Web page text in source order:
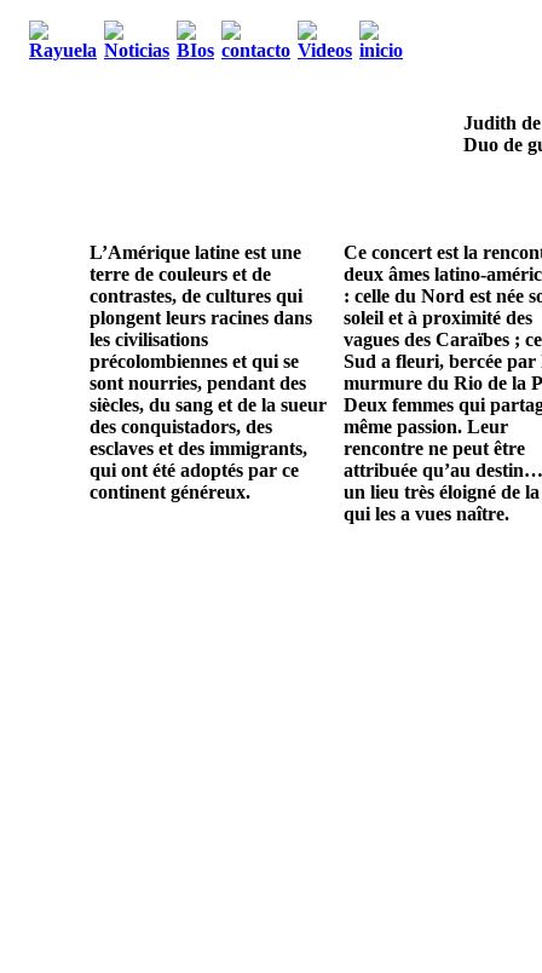
Judith
Duo de
L’Amérique latine est une
terre de couleurs et de
contrastes, de cultures qui
plongent leurs racines dans
les civilisations
précolombiennes et qui se
sont nourries, pendant des
siècles, du sang et de la sueur
des conquistadors, des
esclaves et des immigrants,
qui ont été adoptés par ce
continent généreux.
Ce concert est la
deux âmes latino-
: celle du Nord est née
soleil et à proximité des
vagues des Caraïbes ;
Sud a fleuri, bercée par
murmure du Rio de la
Deux femmes qui
même passion. Leur
rencontre ne peut être
attribuée qu’au
un lieu très éloigné de
qui les a vues naître.